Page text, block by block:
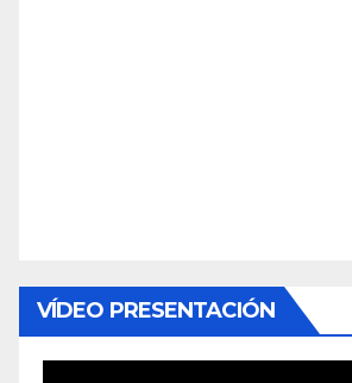
VÍDEO PRESENTACIÓN